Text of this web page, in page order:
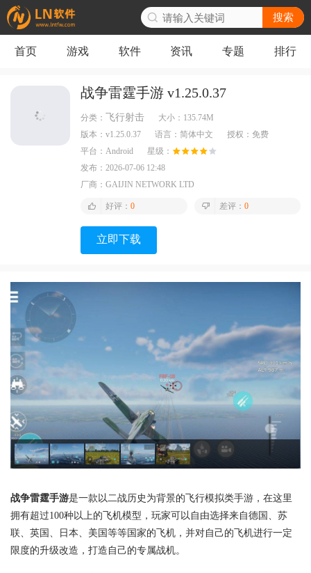
搜索
首页 游戏 软件 资讯 专题 排行
战争雷霆手游 v1.25.0.37
分类： 飞行射击 大小： 135.74M
版本： v1.25.0.37 语言： 简体中文 授权： 免费
平台： Android
星级：
发布： 2026-07-06 12:48
厂商： GAIJIN NETWORK LTD
好评： 0 差评： 0
立即下载
战争雷霆手游是一款以二战历史为背景的飞行模拟类手游，在这里
拥有超过100种以上的飞机模型，玩家可以自由选择来自德国、苏
联、英国、日本、美国等等国家的飞机，并对自己的飞机进行一定
限度的升级改造，打造自己的专属战机。